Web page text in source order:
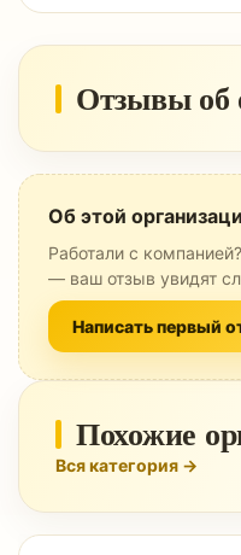
Отзывы об
Об этой
Работали с
— ваш отзыв увидят
Написать первый
Похожие
Вся категория →